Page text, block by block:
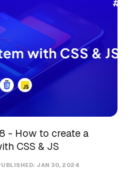
- How to create a
CSS & JS
JAN 30, 2024